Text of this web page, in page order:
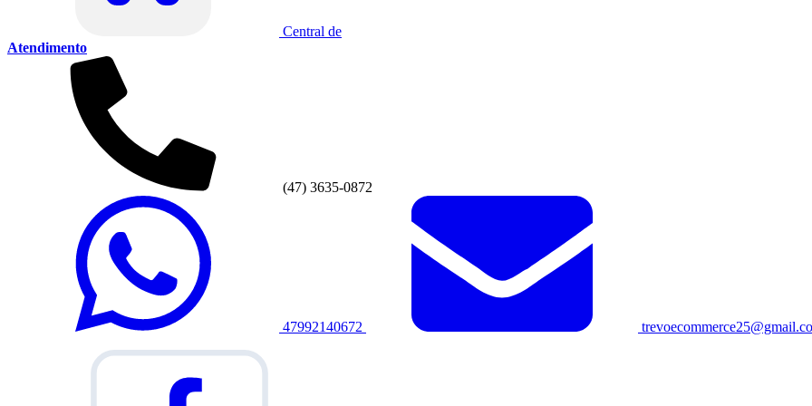
Central de
Atendimento
(47) 3635-0872
47992140672